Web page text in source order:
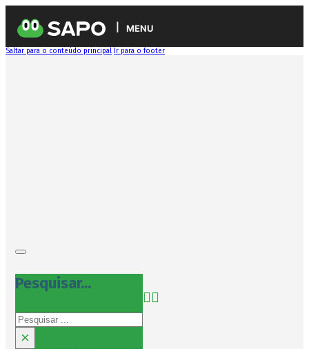
MENU
Saltar para o conteúdo principal Ir para o footer
Pesquisar...
Pesquisar
×